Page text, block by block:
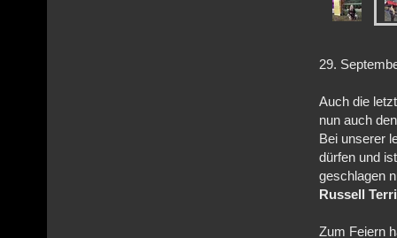
29.
Auch die
nun auch
Bei unserer
dürfen und
geschlagen
Russell
Zum Feiern